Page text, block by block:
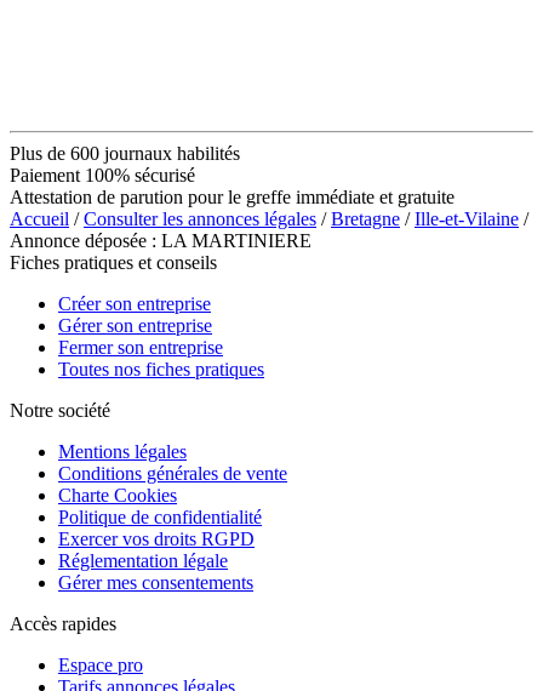
Plus de 600 journaux habilités
Paiement 100% sécurisé
Attestation de parution pour le greffe immédiate et gratuite
Accueil /Consulter les annonces légales /Bretagne /Ille-et-Vilaine /
Annonce déposée : LA MARTINIERE
Fiches pratiques et conseils
Créer son entreprise
Gérer son entreprise
Fermer son entreprise
Toutes nos fiches pratiques
Notre société
Mentions légales
Conditions générales de vente
Charte Cookies
Politique de confidentialité
Exercer vos droits RGPD
Réglementation légale
Gérer mes consentements
Accès rapides
Espace pro
Tarifs annonces légales